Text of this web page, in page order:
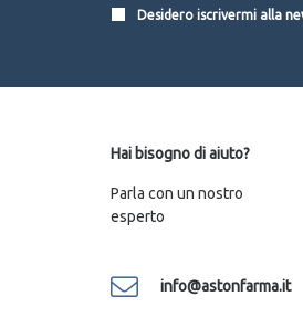
Desidero iscrivermi alla
Hai bisogno di aiuto?
Parla con un nostro
esperto
info@astonfarma.it